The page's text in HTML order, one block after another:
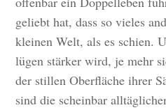
geliebt hat, dass so vieles
kleinen Welt, als es schien.
lügen stärker wird, je mehr
der stillen Oberfläche ihrer
sind die scheinbar